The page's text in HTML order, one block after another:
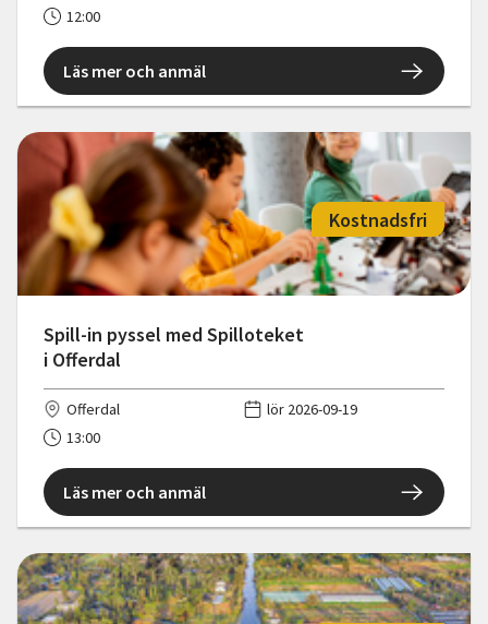
12:00
Läs mer och anmäl
Spill-in pyssel med Spilloteket
i Offerdal
Kostnadsfri
Offerdal
lör 2026-09-19
13:00
Läs mer och anmäl